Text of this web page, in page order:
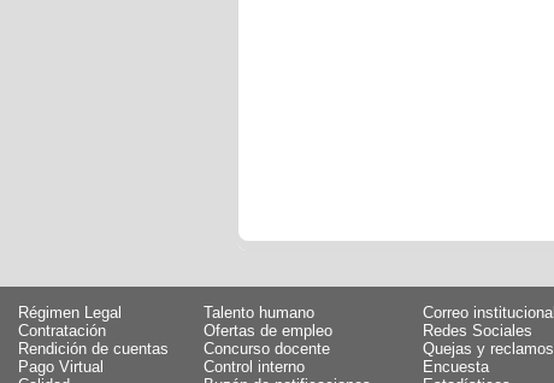
Régimen Legal
Talento humano
Contratación
Ofertas de empleo
Rendición de cuentas
Concurso docente
Pago Virtual
Control interno
Correo institucional
Redes Sociales
Quejas y reclamos
Encuesta